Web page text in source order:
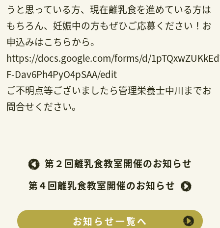
うと思っている方、現在離乳食を進めている方は
もちろん、妊娠中の方もぜひご応募ください！お
申込みはこちらから。
https://docs.google.com/forms/d/
F-Dav6Ph4PyO4pSAA/edit
ご不明点等ございましたら管理栄養士中川までお
問合せください。
第２回離乳食教室開催のお知らせ
第４回離乳食教室開催のお知らせ
お知らせ一覧へ